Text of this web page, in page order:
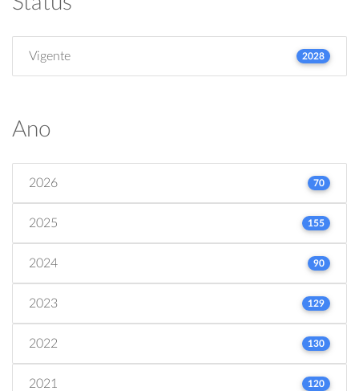
Vigente 2028
Ano
2026 70
2025 155
2024 90
2023 129
2022 130
2021 120